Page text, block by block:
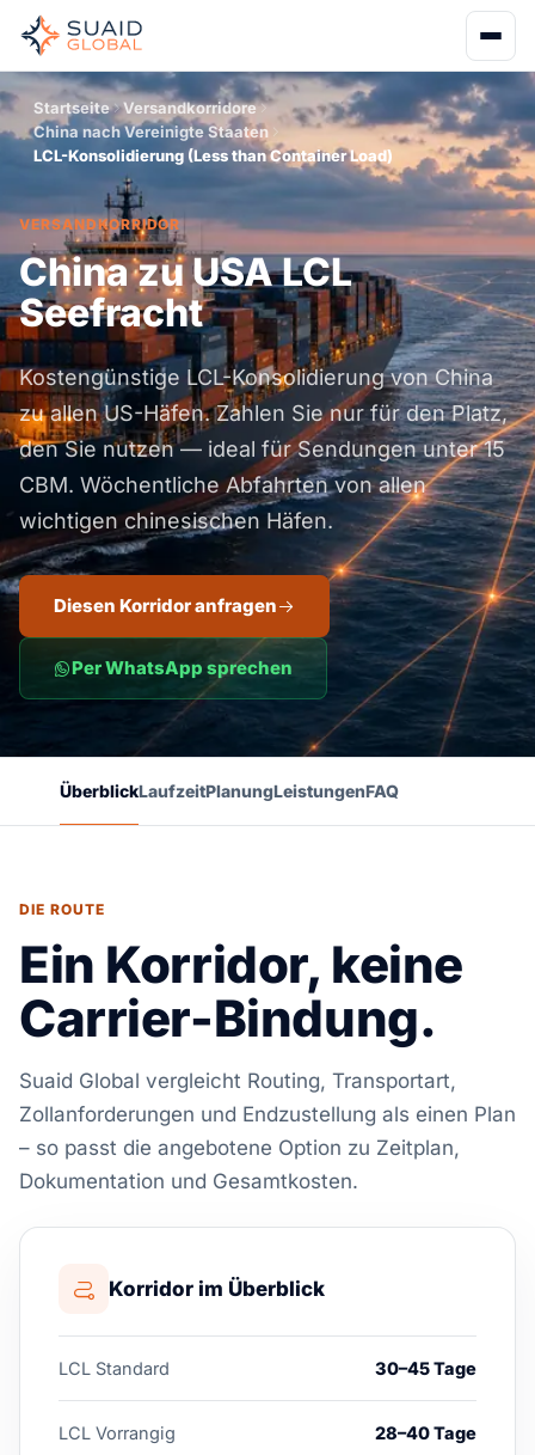
Startseite
Versandkorridore
China nach Vereinigte Staaten
LCL-Konsolidierung (Less than Container Load)
VERSANDKORRIDOR
China zu USA LCL
Seefracht
Kostengünstige LCL-Konsolidierung von China
zu allen US-Häfen. Zahlen Sie nur für den Platz,
den Sie nutzen — ideal für Sendungen unter 15
CBM. Wöchentliche Abfahrten von allen
wichtigen chinesischen Häfen.
Diesen Korridor anfragen
Per WhatsApp sprechen
ÜberblickLaufzeitPlanungLeistungenFAQ
DIE ROUTE
Ein Korridor, keine
Carrier-Bindung.
Suaid Global vergleicht Routing, Transportart,
Zollanforderungen und Endzustellung als einen Plan
– so passt die angebotene Option zu Zeitplan,
Dokumentation und Gesamtkosten.
Korridor im Überblick
LCL Standard 30–45 Tage
LCL Vorrangig 28–40 Tage